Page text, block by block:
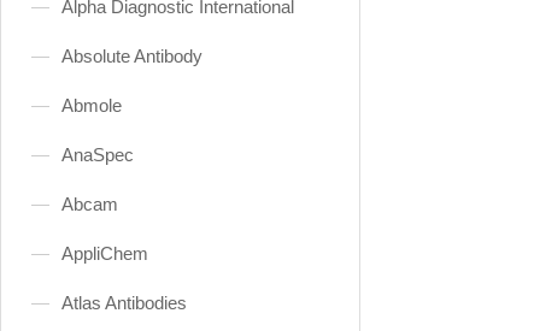
Alpha Diagnostic International
Absolute Antibody
Abmole
AnaSpec
Abcam
AppliChem
Atlas Antibodies